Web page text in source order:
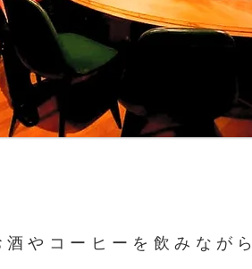
やコーヒーを飲みなが